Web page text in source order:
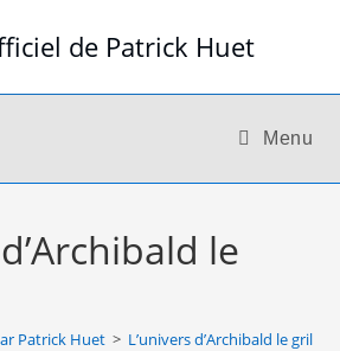
de Patrick Huet
Menu
le
Patrick Huet > L’univers d’Archibald le grillon